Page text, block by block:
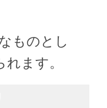
ものとし
ます。